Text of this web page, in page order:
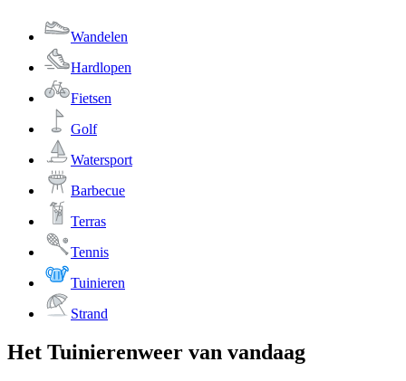
Wandelen
Hardlopen
Fietsen
Golf
Watersport
Barbecue
Terras
Tennis
Tuinieren
Strand
Het Tuinierenweer van vandaag